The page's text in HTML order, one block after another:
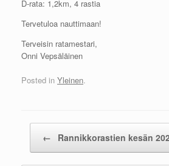
D-rata: 1,2km, 4 rastia
Tervetuloa nauttimaan!
Terveisin ratamestari,
Onni Vepsäläinen
Posted in Yleinen.
← Rannikkorastien kesän